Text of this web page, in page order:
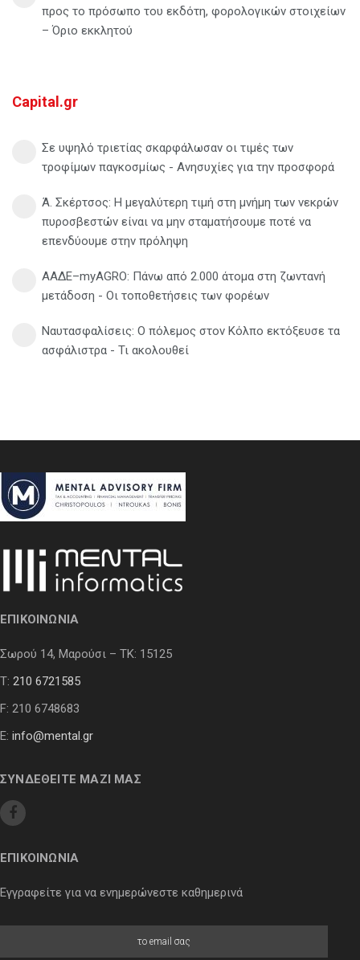
προς το πρόσωπο του εκδότη, φορολογικών στοιχείων
– Όριο εκκλητού
Capital.gr
Σε υψηλό τριετίας σκαρφάλωσαν οι τιμές των
τροφίμων παγκοσμίως - Ανησυχίες για την προσφορά
Ά. Σκέρτσος: Η μεγαλύτερη τιμή στη μνήμη των νεκρών
πυροσβεστών είναι να μην σταματήσουμε ποτέ να
επενδύουμε στην πρόληψη
ΑΑΔΕ–myAGRO: Πάνω από 2.000 άτομα στη ζωντανή
μετάδοση - Οι τοποθετήσεις των φορέων
Ναυτασφαλίσεις: Ο πόλεμος στον Κόλπο εκτόξευσε τα
ασφάλιστρα - Τι ακολουθεί
ΕΠΙΚΟΙΝΩΝΙΑ
Σωρού 14, Μαρούσι – ΤΚ: 15125
Τ: 210 6721585
F: 210 6748683
E: info@mental.gr
ΣΥΝΔΕΘΕΙΤΕ ΜΑΖΙ ΜΑΣ
ΕΠΙΚΟΙΝΩΝΙΑ
Εγγραφείτε για να ενημερώνεστε καθημερινά